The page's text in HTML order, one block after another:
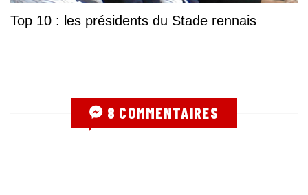
Top 10 : les présidents du Stade rennais
8 COMMENTAIRES